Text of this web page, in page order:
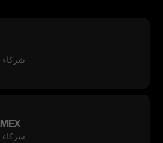
شركاء
شركاء